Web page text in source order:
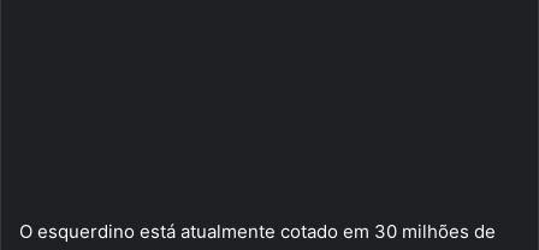
O esquerdino está atualmente cotado em 30 milhões de